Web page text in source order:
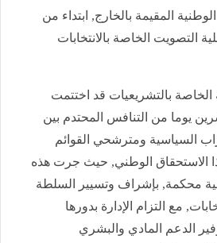
المقيمة بالخارج, ابتداء من
التصويت الخاصة بالانتخابات
الخاصة بالتشريعيات قد اختتمت
يوما من التنافس المحتدم بين
السياسية ومترشحي القوائم
الاستحقاق الوطني, حيث جرت هذه
محكمة, بإشراف وتسيير السلطة
مع التزام الإدارة بدورها
الدعم المادي والبشري